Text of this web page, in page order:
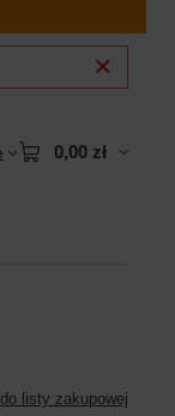
0,00 zł
listy zakupowej